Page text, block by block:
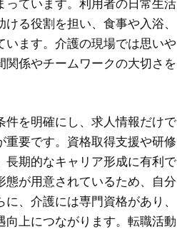
っています。利用者の日常生活
る役割を担い、食事や入浴、
ます。介護の現場では思いや
関係やチームワークの大切さを
を明確にし、求人情報だけで
要です。資格取得支援や研修
期的なキャリア形成に有利で
が用意されているため、自分
、介護には専門資格があり、
向上につながります。転職活動